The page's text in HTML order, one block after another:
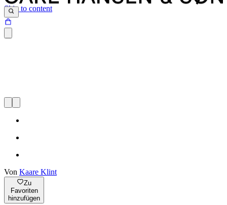
Skip to content
Von Kaare Klint
Zu
Favoriten
hinzufügen